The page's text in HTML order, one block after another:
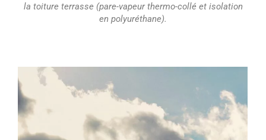
la toiture terrasse (pare-vapeur thermo-collé et isolation
en polyuréthane).